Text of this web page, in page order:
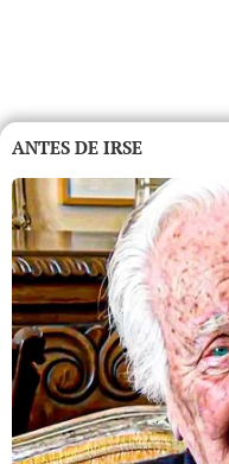
ANTES DE IRSE